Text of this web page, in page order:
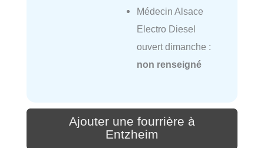
Médecin Alsace
Electro Diesel
ouvert dimanche :
non renseigné
Ajouter une fourrière à
Entzheim